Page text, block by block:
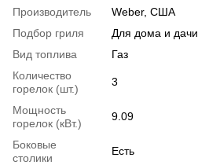
Производитель
Weber, США
Подбор гриля
Для дома и дачи
Вид топлива
Газ
Количество
горелок (шт.)
3
Мощность
горелок (кВт.)
9.09
Боковые
столики
Есть